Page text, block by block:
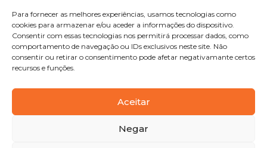
Para fornecer as melhores experiências, usamos tecnologias como
cookies para armazenar e/ou aceder a informações do dispositivo.
Consentir com essas tecnologias nos permitirá processar dados, como
comportamento de navegação ou IDs exclusivos neste site. Não
consentir ou retirar o consentimento pode afetar negativamante certos
recursos e funções.
Aceitar
Negar
Copyright © 2025 Sabores Santa Clara
. Todos os direitos
reservadosPolítica de Privacidade |Termos e condições
Designed byShift Your Branding Agency